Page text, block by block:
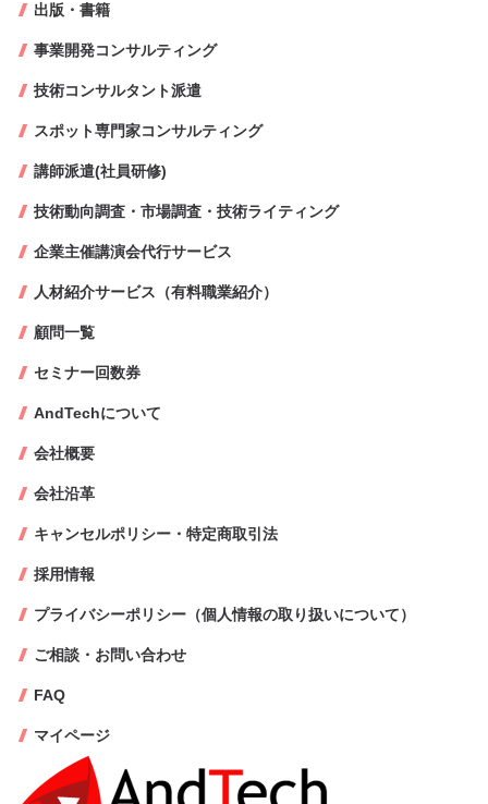
出版・書籍
事業開発コンサルティング
技術コンサルタント派遣
スポット専門家コンサルティング
講師派遣(社員研修)
技術動向調査・市場調査・技術ライティング
企業主催講演会代行サービス
人材紹介サービス（有料職業紹介）
顧問一覧
セミナー回数券
AndTechについて
会社概要
会社沿革
キャンセルポリシー・特定商取引法
採用情報
プライバシーポリシー（個人情報の取り扱いについて）
ご相談・お問い合わせ
FAQ
マイページ